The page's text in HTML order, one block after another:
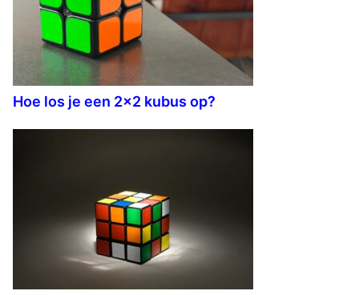
Hoe los je een 2×2 kubus op?